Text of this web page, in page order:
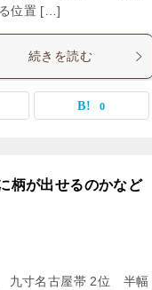
位置 […]
続きを読む
0
柄が出せるのかなど
九寸名古屋帯 2位 半幅